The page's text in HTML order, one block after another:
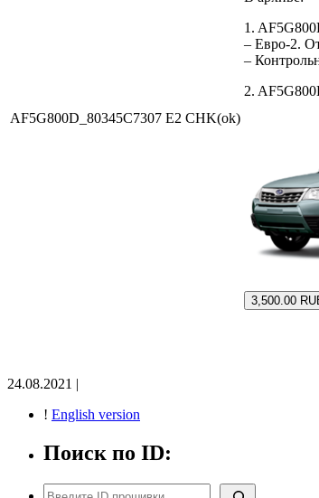
AF5G800D_80345C7307 E2 CHK(ok)
1.
– Евро-2.
–
2.
3,500.00
24.08.2021 |
! English version
Поиск по ID:
Поиск